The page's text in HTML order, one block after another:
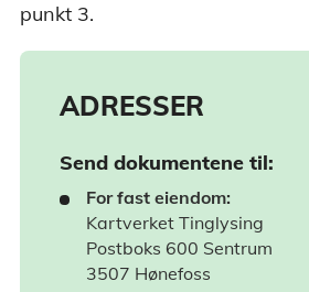
punkt 3.
ADRESSER
Send dokumentene til:
For fast eiendom:
Kartverket Tinglysing
Postboks 600 Sentrum
3507 Hønefoss